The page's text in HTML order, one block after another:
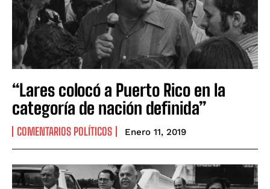
“Lares colocó a Puerto Rico en la
categoría de nación definida”
COMENTARIOS POLÍTICOS Enero 11, 2019